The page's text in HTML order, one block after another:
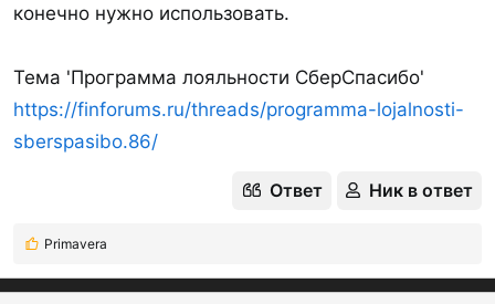
конечно нужно использовать.
Тема 'Программа лояльности СберСпасибо'
https://finforums.ru/threads/programma-lojalnosti-
sberspasibo.86/
Ответ Ник в ответ
Р
а
Primavera